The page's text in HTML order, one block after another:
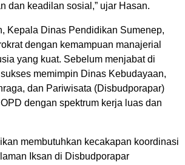
dan keadilan sosial,” ujar Hasan.
Kepala Dinas Pendidikan Sumenep,
dengan kemampuan manajerial
yang kuat. Sebelum menjabat di
memimpin Dinas Kebudayaan,
dan Pariwisata (Disbudporapar)
dengan spektrum kerja luas dan
membutuhkan kecakapan koordinasi
Iksan di Disbudporapar